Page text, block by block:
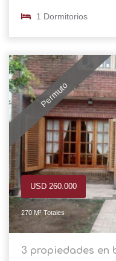
1 Dormitorios
Permuto
USD 260.000
270 M² Totales
3 propiedades en